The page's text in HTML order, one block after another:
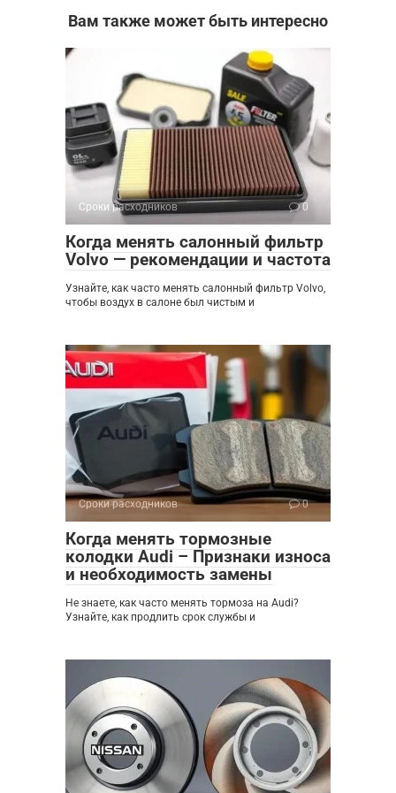
Вам также может быть интересно
Сроки расходников 0
Когда менять салонный фильтр
Volvo — рекомендации и частота
Узнайте, как часто менять салонный фильтр Volvo,
чтобы воздух в салоне был чистым и
Сроки расходников 0
Когда менять тормозные
колодки Audi – Признаки износа
и необходимость замены
Не знаете, как часто менять тормоза на Audi?
Узнайте, как продлить срок службы и